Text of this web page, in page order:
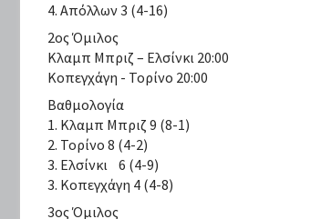
4. Απόλλων 3 (4-16)
2oς Όμιλος
Κλαμπ Μπριζ – Ελσίνκι 20:00
Κοπεγχάγη - Τορίνο 20:00
Βαθμολογία
1. Κλαμπ Μπριζ 9 (8-1)
2. Τορίνο 8 (4-2)
3. Ελσίνκι 6 (4-9)
3. Κοπεγχάγη 4 (4-8)
3oς Όμιλος